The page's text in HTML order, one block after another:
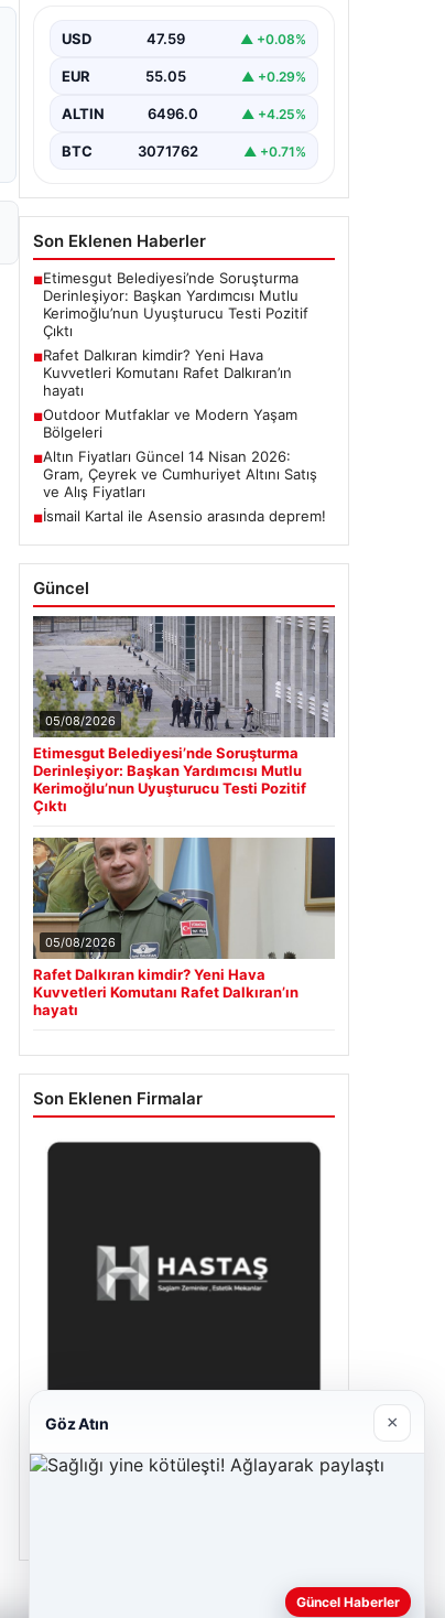
hayatı
USD 47.59 ▲ +0.08%
EUR 55.05 ▲ +0.29%
ALTIN 6496.0 ▲ +4.25%
BTC 3071762 ▲ +0.71%
Son Eklenen Haberler
■Etimesgut Belediyesi’nde Soruşturma
Derinleşiyor: Başkan Yardımcısı Mutlu
Kerimoğlu’nun Uyuşturucu Testi Pozitif
Çıktı
■Rafet Dalkıran kimdir? Yeni Hava
Kuvvetleri Komutanı Rafet Dalkıran’ın
hayatı
■Outdoor Mutfaklar ve Modern Yaşam
Bölgeleri
■Altın Fiyatları Güncel 14 Nisan 2026:
Gram, Çeyrek ve Cumhuriyet Altını Satış
ve Alış Fiyatları
■İsmail Kartal ile Asensio arasında deprem!
Güncel
05/08/2026
Etimesgut Belediyesi’nde Soruşturma
Derinleşiyor: Başkan Yardımcısı Mutlu
Kerimoğlu’nun Uyuşturucu Testi Pozitif
Çıktı
05/08/2026
Rafet Dalkıran kimdir? Yeni Hava
Kuvvetleri Komutanı Rafet Dalkıran’ın
hayatı
Son Eklenen Firmalar
Hastaş Beton
26/05/2026
Göz Atın ×
Güncel Haberler